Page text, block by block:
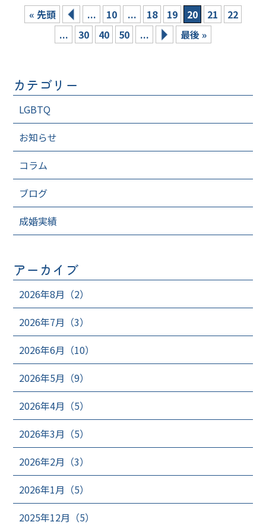
« 先頭 ... 10 ... 18 19 20 21
22
...
30 40 50 ... 最後 »
カテゴリー
LGBTQ
お知らせ
コラム
ブログ
成婚実績
アーカイブ
2026年8月（2）
2026年7月（3）
2026年6月（10）
2026年5月（9）
2026年4月（5）
2026年3月（5）
2026年2月（3）
2026年1月（5）
2025年12月（5）